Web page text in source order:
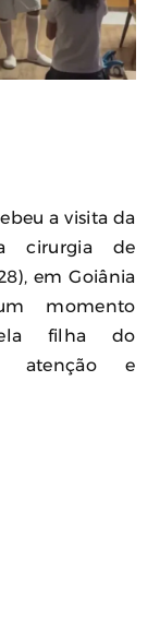
a visita da
cirurgia de
em Goiânia
momento
filha do
atenção e